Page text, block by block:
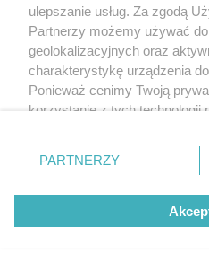
ulepszanie usług. Za zgodą
Partnerzy możemy używać
geolokalizacyjnych oraz
charakterystykę urządzenia
Ponieważ cenimy Twoją
korzystanie z tych technologii
zmienić/wycofać klikając
znajdujący się w lewym
rodzaje przetwarzania danych
użytkownika, ale masz prawo
przetwarzaniu. Preferencje
PARTNERZY